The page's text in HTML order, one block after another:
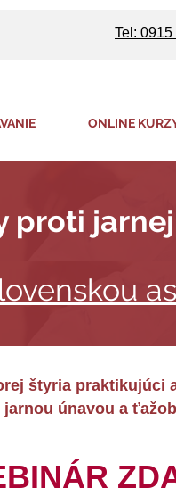
Tel:
ONLINE
proti
štyria
únavou a